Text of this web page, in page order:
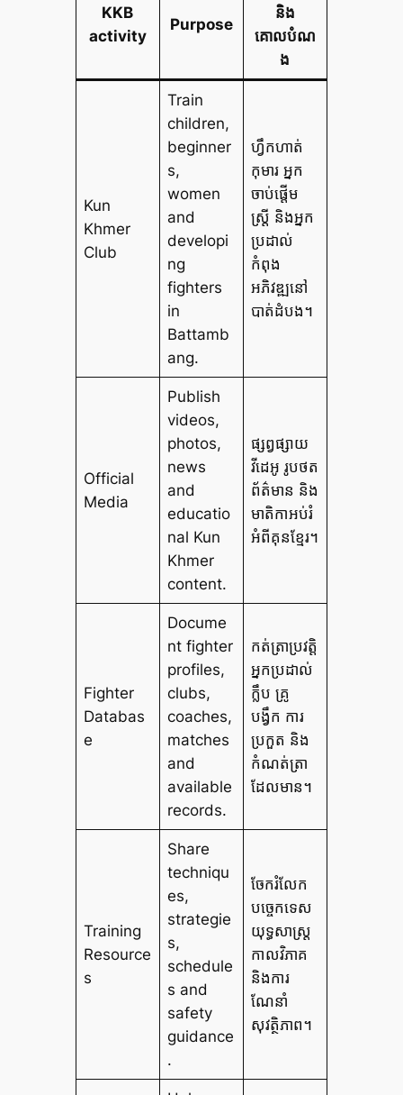
KKB
activity
Purpose
និង
គោលបំណ
ង
Kun
Khmer
Club
Train
children,
beginner
s,
women
and
developi
ng
fighters
in
Battamb
ang.
ហ្វឹកហាត់
កុមារ អ្នក
ចាប់ផ្តើម
ស្ត្រី និងអ្នក
ប្រដាល់
កំពុង
អភិវឌ្ឍនៅ
បាត់ដំបង។
Official
Media
Publish
videos,
photos,
news
and
educatio
nal Kun
Khmer
content.
ផ្សព្វផ្សាយ
វីដេអូ រូបថត
ព័ត៌មាន និង
មាតិកាអប់រំ
អំពីគុនខ្មែរ។
Fighter
Databas
e
Docume
nt fighter
profiles,
clubs,
coaches,
matches
and
available
records.
កត់ត្រាប្រវត្តិ
អ្នកប្រដាល់
ក្លឹប គ្រូ
បង្វឹក ការ
ប្រកួត និង
កំណត់ត្រា
ដែលមាន។
Training
Resource
s
Share
techniqu
es,
strategie
s,
schedule
s and
safety
guidance
.
ចែករំលែក
បច្ចេកទេស
យុទ្ធសាស្ត្រ
កាលវិភាគ
និងការ
ណែនាំ
សុវត្ថិភាព។